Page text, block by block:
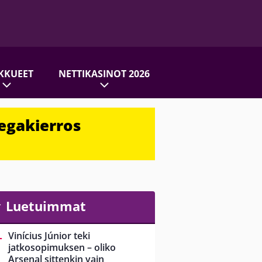
NETTIKASINOT 2026
Luetuimmat
Vinícius Júnior teki
jatkosopimuksen – oliko
Arsenal sittenkin vain